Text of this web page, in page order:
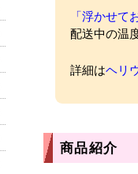
「浮かせ
配送中の温
詳細はヘリ
商品紹介